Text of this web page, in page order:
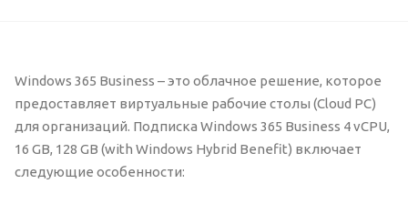
Windows 365 Business – это облачное решение, которое
предоставляет виртуальные рабочие столы (Cloud PC)
для организаций. Подписка Windows 365 Business 4 vCPU,
16 GB, 128 GB (with Windows Hybrid Benefit) включает
следующие особенности: